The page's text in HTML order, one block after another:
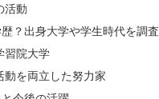
活動
？出身大学や学生時代を調査
習院大学
動を両立した努力家